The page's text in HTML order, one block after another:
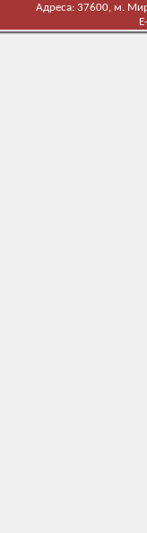
Адреса: 37600, м.